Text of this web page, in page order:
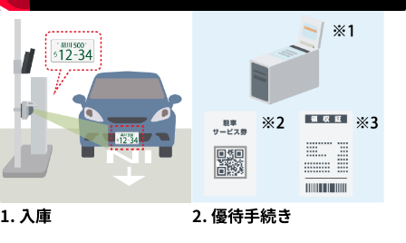
1. 入庫 2. 優待手続き